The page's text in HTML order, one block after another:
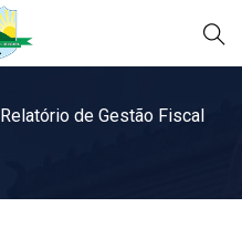
Relatório de Gestão Fiscal